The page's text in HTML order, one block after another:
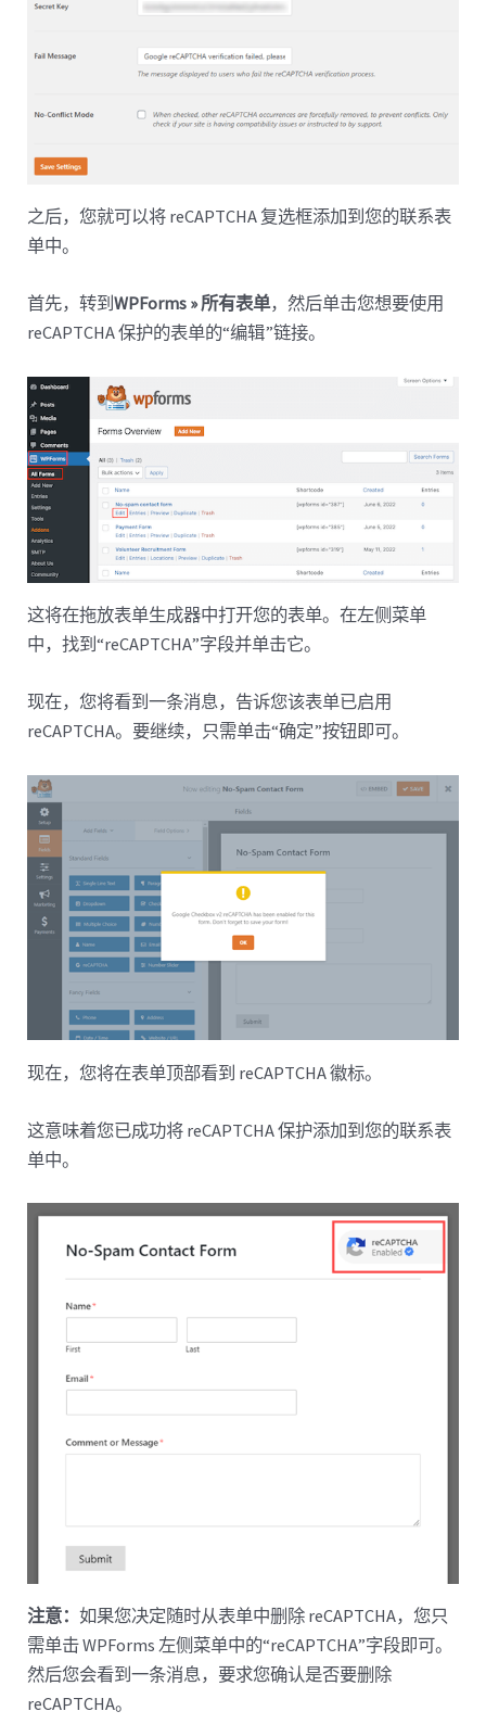
之后，您就可以将 reCAPTCHA 复选框添加到您的联系表
单中。
首先，转到WPForms » 所有表单，然后单击您想要使用
reCAPTCHA 保护的表单的“编辑”链接。
这将在拖放表单生成器中打开您的表单。在左侧菜单
中，找到“reCAPTCHA”字段并单击它。
现在，您将看到一条消息，告诉您该表单已启用
reCAPTCHA。要继续，只需单击“确定”按钮即可。
现在，您将在表单顶部看到 reCAPTCHA 徽标。
这意味着您已成功将 reCAPTCHA 保护添加到您的联系表
单中。
注意：如果您决定随时从表单中删除 reCAPTCHA，您只
需单击 WPForms 左侧菜单中的“reCAPTCHA”字段即可。
然后您会看到一条消息，要求您确认是否要删除
reCAPTCHA。